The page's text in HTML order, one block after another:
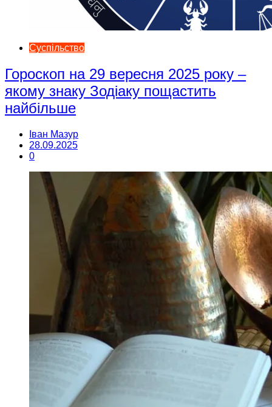
Суспільство
Гороскоп на 29 вересня 2025 року –
якому знаку Зодіаку пощастить
найбільше
Іван Мазур
28.09.2025
0